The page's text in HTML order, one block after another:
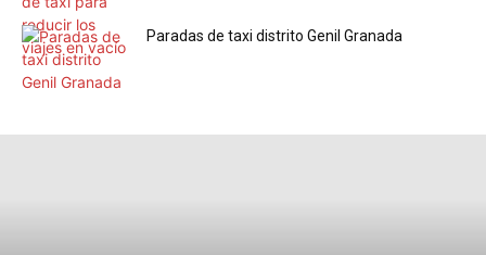
Paradas de taxi distrito Genil Granada